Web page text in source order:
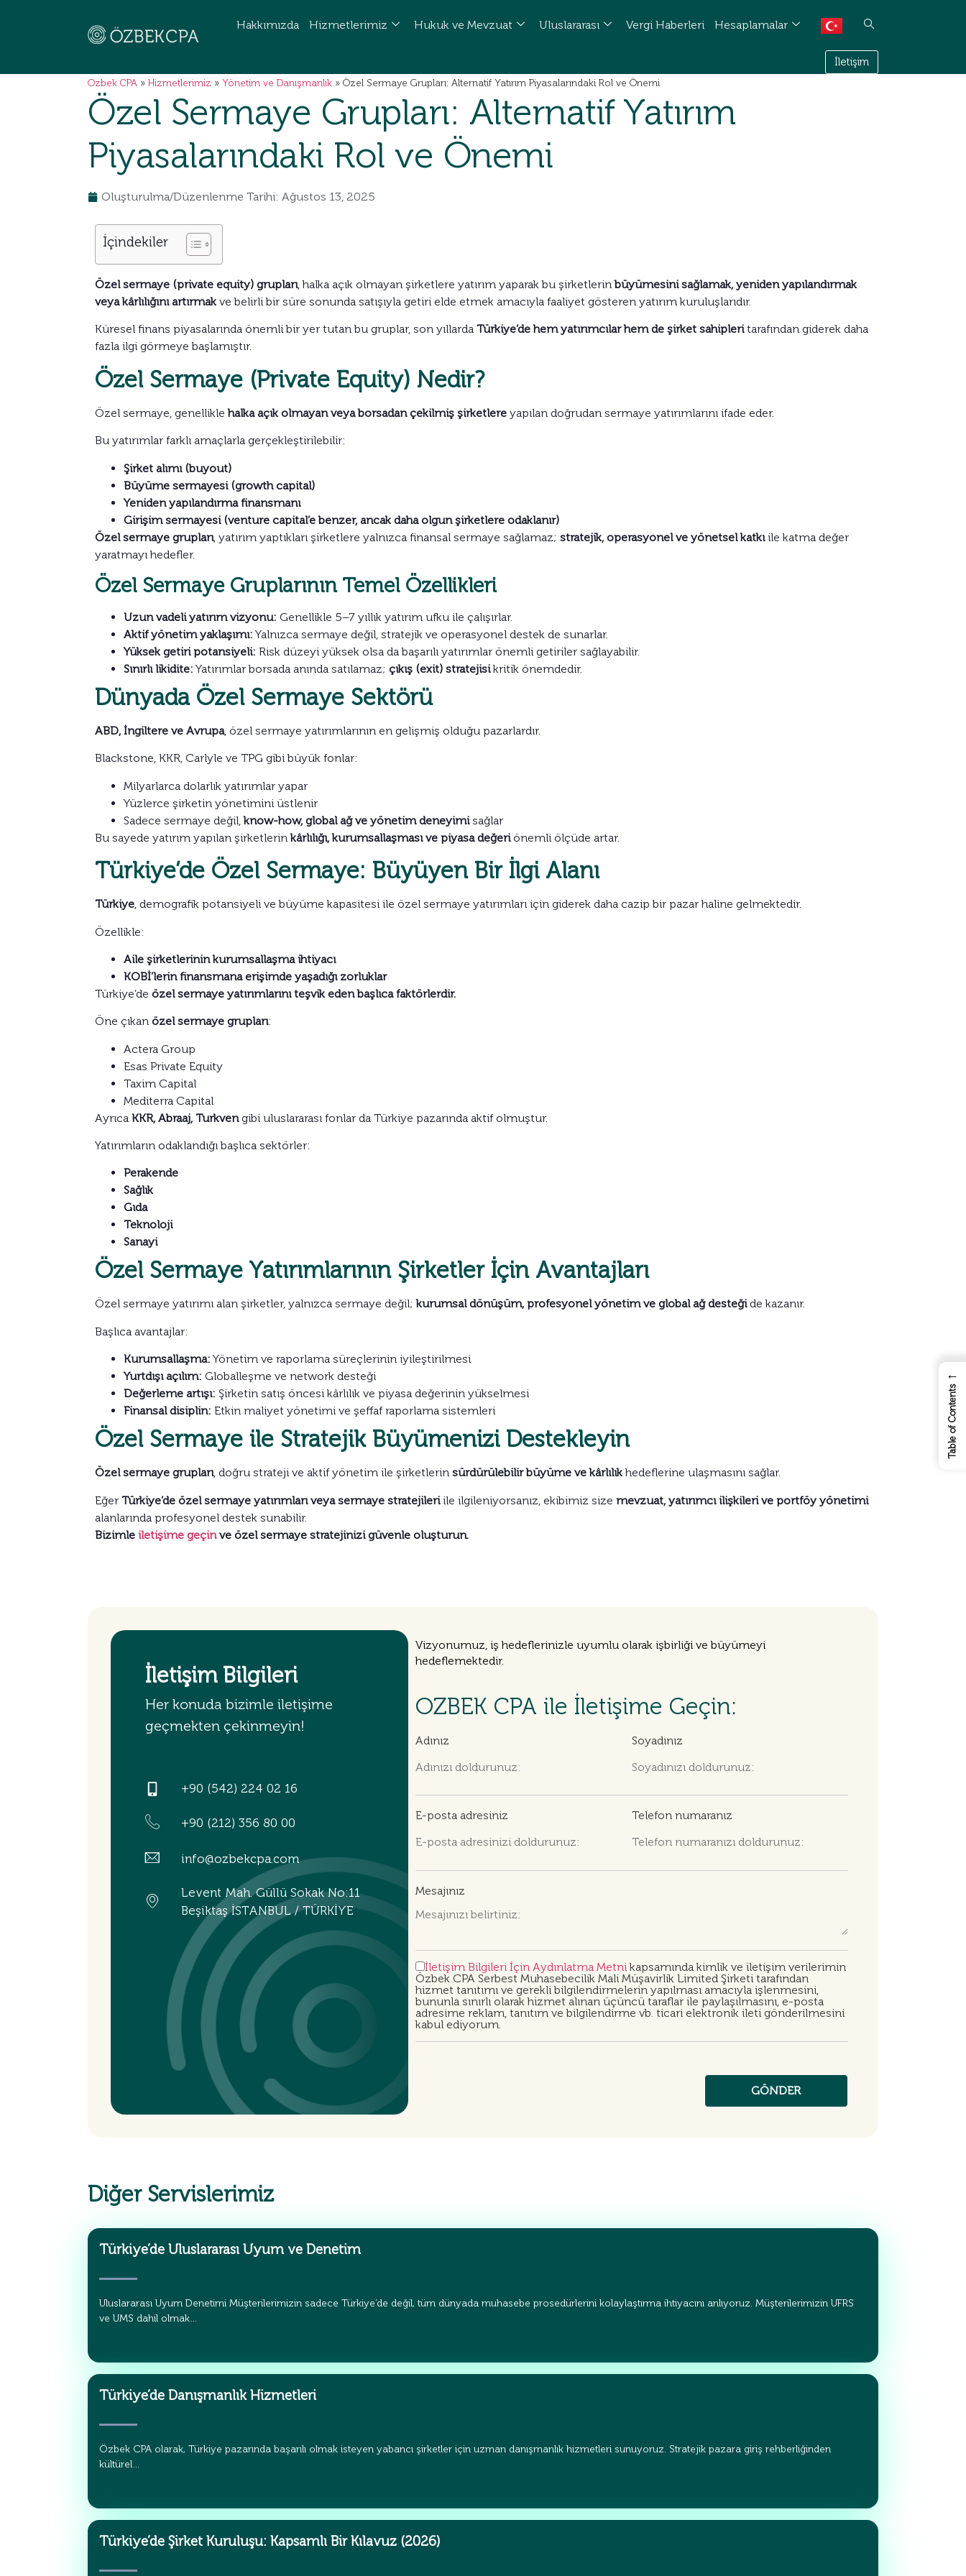
Hakkımızda Hizmetlerimiz Hukuk ve Mevzuat Uluslararası Vergi Haberleri Hesaplamalar
İletişim
Ozbek CPA » Hizmetlerimiz » Yönetim ve Danışmanlık » Özel Sermaye Grupları: Alternatif Yatırım Piyasalarındaki Rol ve Önemi
Özel Sermaye Grupları: Alternatif Yatırım
Piyasalarındaki Rol ve Önemi
Oluşturulma/Düzenlenme Tarihi: Ağustos 13, 2025
İçindekiler
Özel sermaye (private equity) grupları, halka açık olmayan şirketlere yatırım yaparak bu şirketlerinbüyümesini sağlamak, yeniden yapılandırmak
veya kârlılığını artırmak ve belirli bir süre sonunda satışıyla getiri elde etmek amacıyla faaliyet gösteren yatırım kuruluşlarıdır.
Küresel finans piyasalarında önemli bir yer tutan bu gruplar, son yıllarda Türkiye’de hem yatırımcılar hem de şirket sahipleritarafından giderek daha
fazla ilgi görmeye başlamıştır.
Özel Sermaye (Private Equity) Nedir?
Özel sermaye, genelliklehalka açık olmayan veya borsadan çekilmiş şirketlere yapılan doğrudan sermaye yatırımlarını ifade eder.
Bu yatırımlar farklı amaçlarla gerçekleştirilebilir:
Şirket alımı (buyout)
Büyüme sermayesi (growth capital)
Yeniden yapılandırma finansmanı
Girişim sermayesi (venture capital’e benzer, ancak daha olgun şirketlere odaklanır)
Özel sermaye grupları, yatırım yaptıkları şirketlere yalnızca finansal sermaye sağlamaz; stratejik, operasyonel ve yönetsel katkıile katma değer
yaratmayı hedefler.
Özel Sermaye Gruplarının Temel Özellikleri
Uzun vadeli yatırım vizyonu: Genellikle 5–7 yıllık yatırım ufku ile çalışırlar.
Aktif yönetim yaklaşımı:Yalnızca sermaye değil, stratejik ve operasyonel destek de sunarlar.
Yüksek getiri potansiyeli: Risk düzeyi yüksek olsa da başarılı yatırımlar önemli getiriler sağlayabilir.
Sınırlı likidite:Yatırımlar borsada anında satılamaz; çıkış (exit) stratejisikritik önemdedir.
Dünyada Özel Sermaye Sektörü
ABD, İngiltere ve Avrupa, özel sermaye yatırımlarının en gelişmiş olduğu pazarlardır.
Blackstone, KKR, Carlyle ve TPG gibi büyük fonlar:
Milyarlarca dolarlık yatırımlar yapar
Yüzlerce şirketin yönetimini üstlenir
Sadece sermaye değil,know-how, global ağ ve yönetim deneyimisağlar
Bu sayede yatırım yapılan şirketlerinkârlılığı, kurumsallaşması ve piyasa değeriönemli ölçüde artar.
Türkiye’de Özel Sermaye: Büyüyen Bir İlgi Alanı
Türkiye, demografik potansiyeli ve büyüme kapasitesi ile özel sermaye yatırımları için giderek daha cazip bir pazar haline gelmektedir.
Özellikle:
Aile şirketlerinin kurumsallaşma ihtiyacı
KOBİ’lerin finansmana erişimde yaşadığı zorluklar
Türkiye’de özel sermaye yatırımlarını teşvik eden başlıca faktörlerdir.
Öne çıkan özel sermaye grupları:
Actera Group
Esas Private Equity
Taxim Capital
Mediterra Capital
Ayrıca KKR, Abraaj, Turkvengibi uluslararası fonlar da Türkiye pazarında aktif olmuştur.
Yatırımların odaklandığı başlıca sektörler:
Perakende
Sağlık
Gıda
Teknoloji
Sanayi
Özel Sermaye Yatırımlarının Şirketler İçin Avantajları
Özel sermaye yatırımı alan şirketler, yalnızca sermaye değil;kurumsal dönüşüm, profesyonel yönetim ve global ağ desteğide kazanır.
Başlıca avantajlar:
Kurumsallaşma:Yönetim ve raporlama süreçlerinin iyileştirilmesi
Yurtdışı açılım: Globalleşme ve network desteği
Değerleme artışı: Şirketin satış öncesi kârlılık ve piyasa değerinin yükselmesi
Finansal disiplin: Etkin maliyet yönetimi ve şeffaf raporlama sistemleri
Özel Sermaye ile Stratejik Büyümenizi Destekleyin
Özel sermaye grupları, doğru strateji ve aktif yönetim ile şirketlerin sürdürülebilir büyüme ve kârlılıkhedeflerine ulaşmasını sağlar.
Eğer Türkiye’de özel sermaye yatırımları veya sermaye stratejileriile ilgileniyorsanız, ekibimiz size mevzuat, yatırımcı ilişkileri ve portföy yönetimi
alanlarında profesyonel destek sunabilir.
Bizimle iletişime geçinve özel sermaye stratejinizi güvenle oluşturun.
İletişim Bilgileri
Her konuda bizimle iletişime
geçmekten çekinmeyin!
+90 (542) 224 02 16
+90 (212) 356 80 00
info@ozbekcpa.com
Levent Mah. Güllü Sokak No:11
Beşiktaş İSTANBUL / TÜRKİYE
Vizyonumuz, iş hedeflerinizle uyumlu olarak işbirliği ve büyümeyi
hedeflemektedir.
OZBEK CPA ile İletişime Geçin:
Adınız Soyadınız
E-posta adresiniz Telefon numaranız
Mesajınız
İletişim Bilgileri İçin Aydınlatma Metnikapsamında kimlik ve iletişim verilerimin
Özbek CPA Serbest Muhasebecilik Mali Müşavirlik Limited Şirketi tarafından
hizmet tanıtımı ve gerekli bilgilendirmelerin yapılması amacıyla işlenmesini,
bununla sınırlı olarak hizmet alınan üçüncü taraflar ile paylaşılmasını, e-posta
adresime reklam, tanıtım ve bilgilendirme vb. ticari elektronik ileti gönderilmesini
kabul ediyorum.
Diğer Servislerimiz
Türkiye’de Uluslararası Uyum ve Denetim
Uluslararası Uyum Denetimi Müşterilerimizin sadece Türkiye’de değil, tüm dünyada muhasebe prosedürlerini kolaylaştırma ihtiyacını anlıyoruz. Müşterilerimizin UFRS
ve UMS dahil olmak…
Türkiye’de Danışmanlık Hizmetleri
Özbek CPA olarak, Türkiye pazarında başarılı olmak isteyen yabancı şirketler için uzman danışmanlık hizmetleri sunuyoruz. Stratejik pazara giriş rehberliğinden
kültürel…
Türkiye’de Şirket Kuruluşu: Kapsamlı Bir Kılavuz (2026)
←
Table of Contents